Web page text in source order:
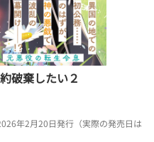
破棄したい２
年2月20日発行（実際の発売日は